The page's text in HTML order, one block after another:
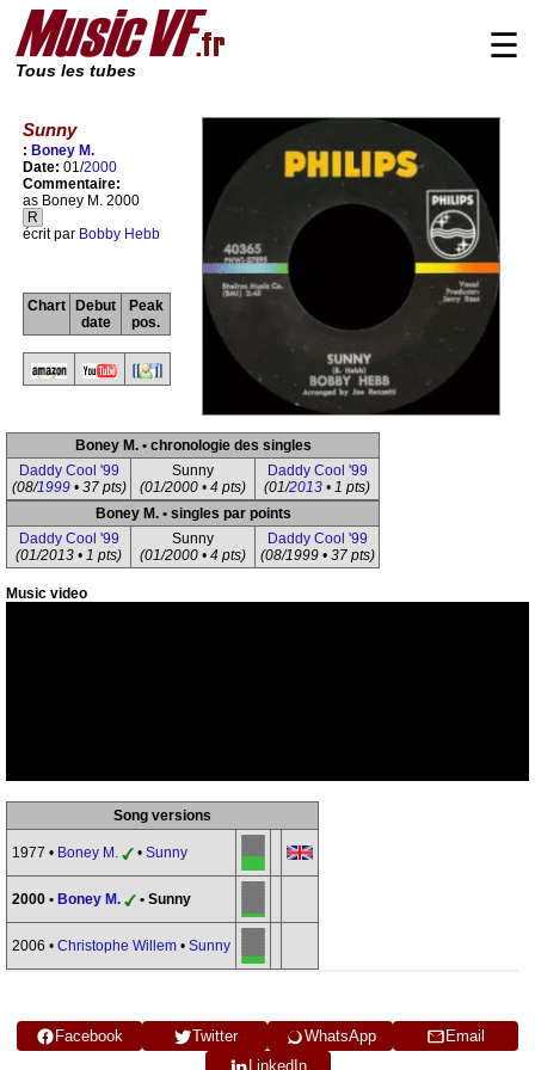
Tous les tubes
☰
Sunny
: Boney M.
Date: 01/2000
Commentaire:
as Boney M. 2000
R
écrit par Bobby Hebb
Chart
Debut
date
Peak
pos.
Boney M. • chronologie des singles
Daddy Cool '99
(08/1999• 37 pts)
Sunny
(01/2000 • 4 pts)
Daddy Cool '99
(01/2013 • 1 pts)
Boney M. • singles par points
Daddy Cool '99
(01/2013 • 1 pts)
Sunny
(01/2000 • 4 pts)
Daddy Cool '99
(08/1999 • 37 pts)
Music video
Song versions
1977 • Boney M. • Sunny
2000 • Boney M. • Sunny
2006 • Christophe Willem • Sunny
Facebook Twitter WhatsApp
Email
LinkedIn